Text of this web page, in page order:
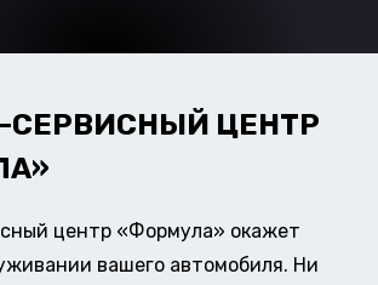
СЕРВИСНЫЙ ЦЕНТР
центр «Формула» окажет
вашего автомобиля. Ни